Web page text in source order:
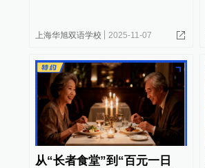
上海华旭双语学校 2025-11-07
从“长者食堂”到“百元一日